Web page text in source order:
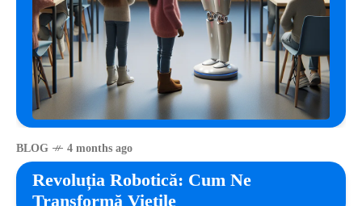
BLOG 4 months ago
Revoluția Robotică: Cum Ne
Transformă Viețile